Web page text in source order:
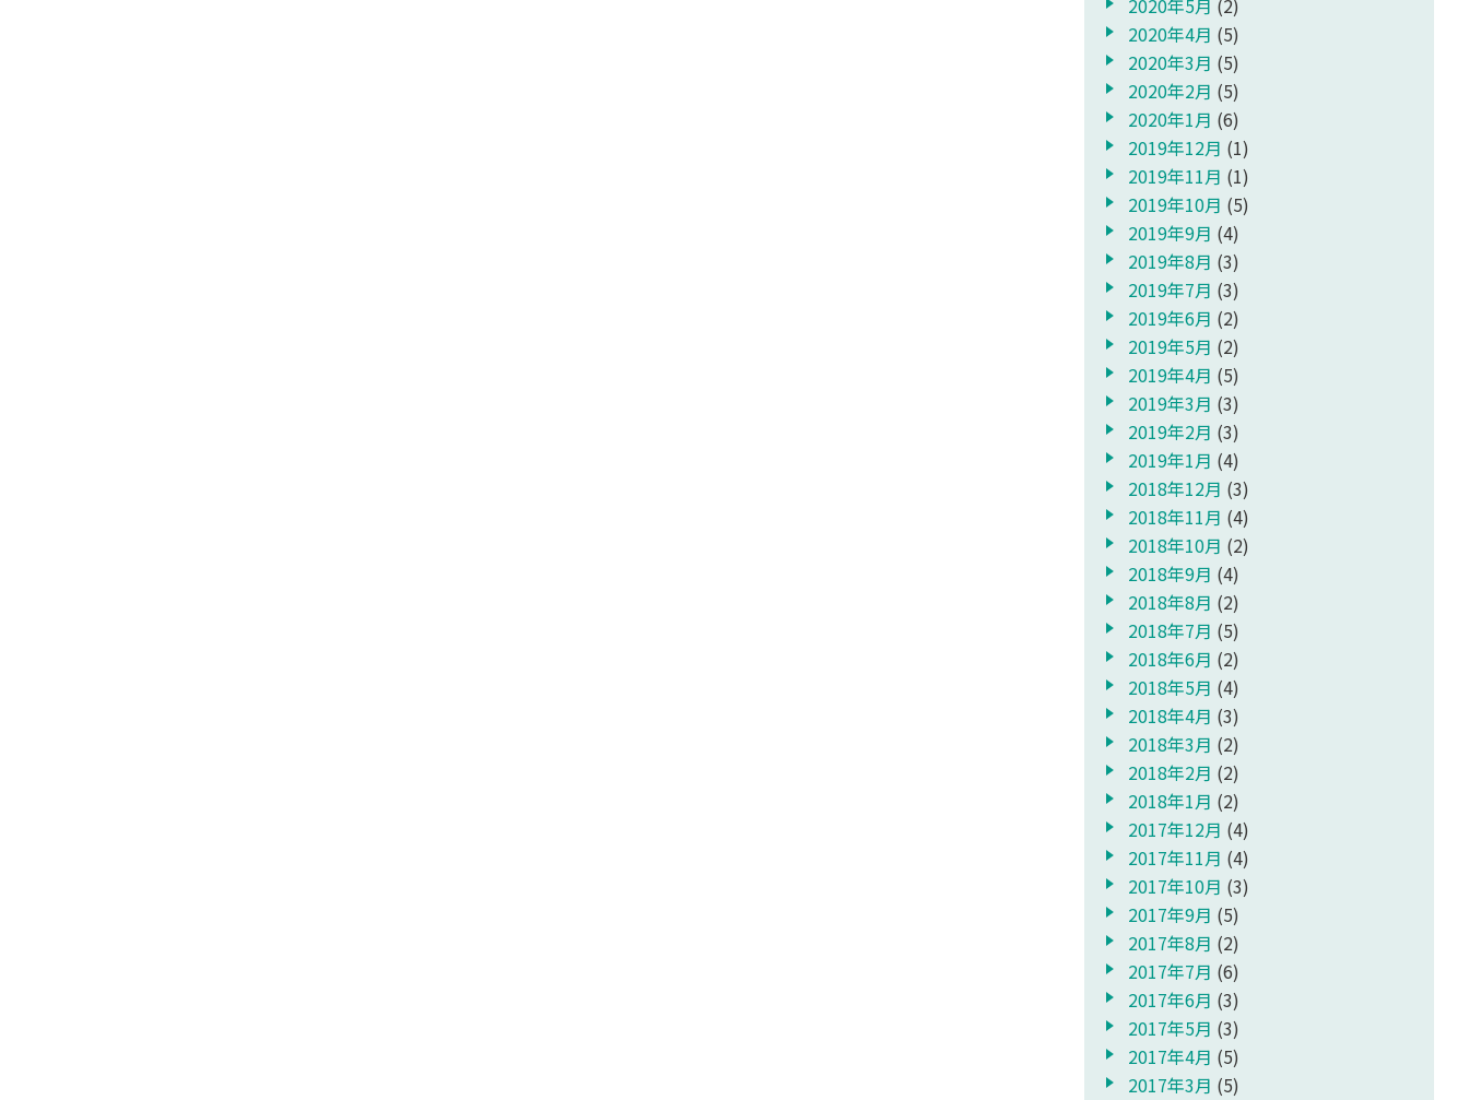
2020年4月 (5)
2020年3月 (5)
2020年2月 (5)
2020年1月 (6)
2019年12月 (1)
2019年11月 (1)
2019年10月 (5)
2019年9月 (4)
2019年8月 (3)
2019年7月 (3)
2019年6月 (2)
2019年5月 (2)
2019年4月 (5)
2019年3月 (3)
2019年2月 (3)
2019年1月 (4)
2018年12月 (3)
2018年11月 (4)
2018年10月 (2)
2018年9月 (4)
2018年8月 (2)
2018年7月 (5)
2018年6月 (2)
2018年5月 (4)
2018年4月 (3)
2018年3月 (2)
2018年2月 (2)
2018年1月 (2)
2017年12月 (4)
2017年11月 (4)
2017年10月 (3)
2017年9月 (5)
2017年8月 (2)
2017年7月 (6)
2017年6月 (3)
2017年5月 (3)
2017年4月 (5)
2017年3月 (5)